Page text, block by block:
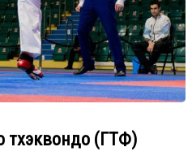
тхэквондо (ГТФ)